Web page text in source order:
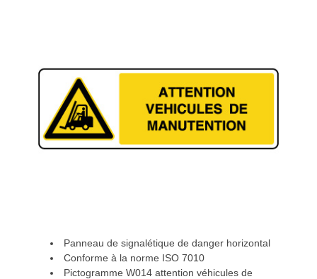
Panneau de signalétique de danger horizontal
Conforme à la norme ISO 7010
Pictogramme W014 attention véhicules de